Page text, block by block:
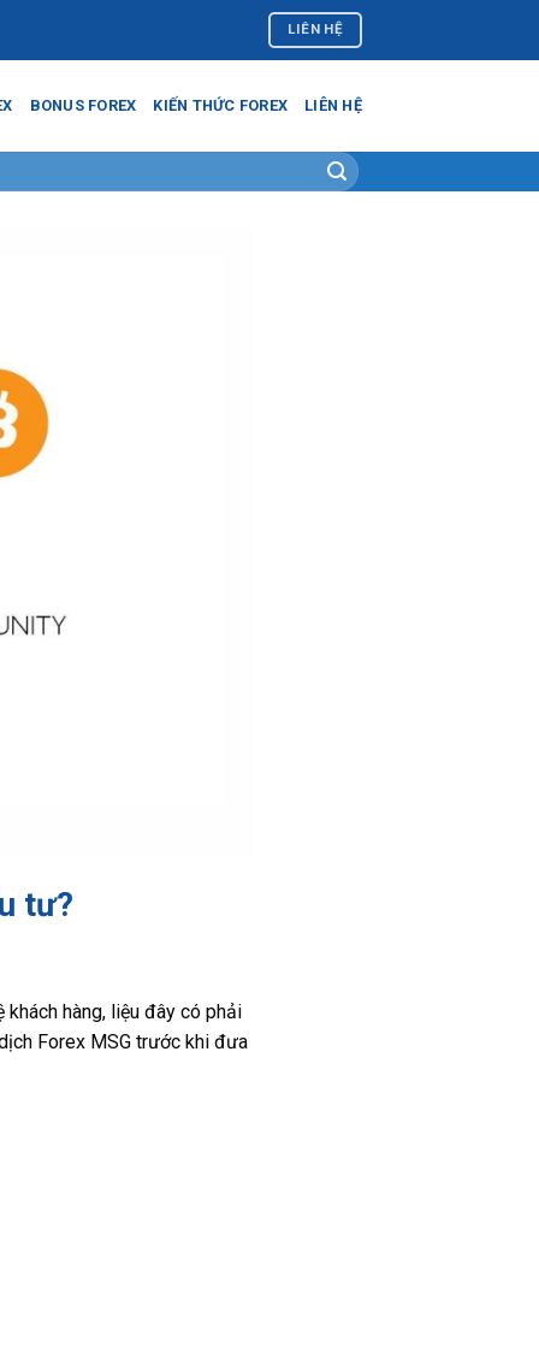
LIÊN HỆ
BONUS FOREX KIẾN THỨC FOREX LIÊN HỆ
tư?
hàng, liệu đây có phải
Forex MSG trước khi đưa